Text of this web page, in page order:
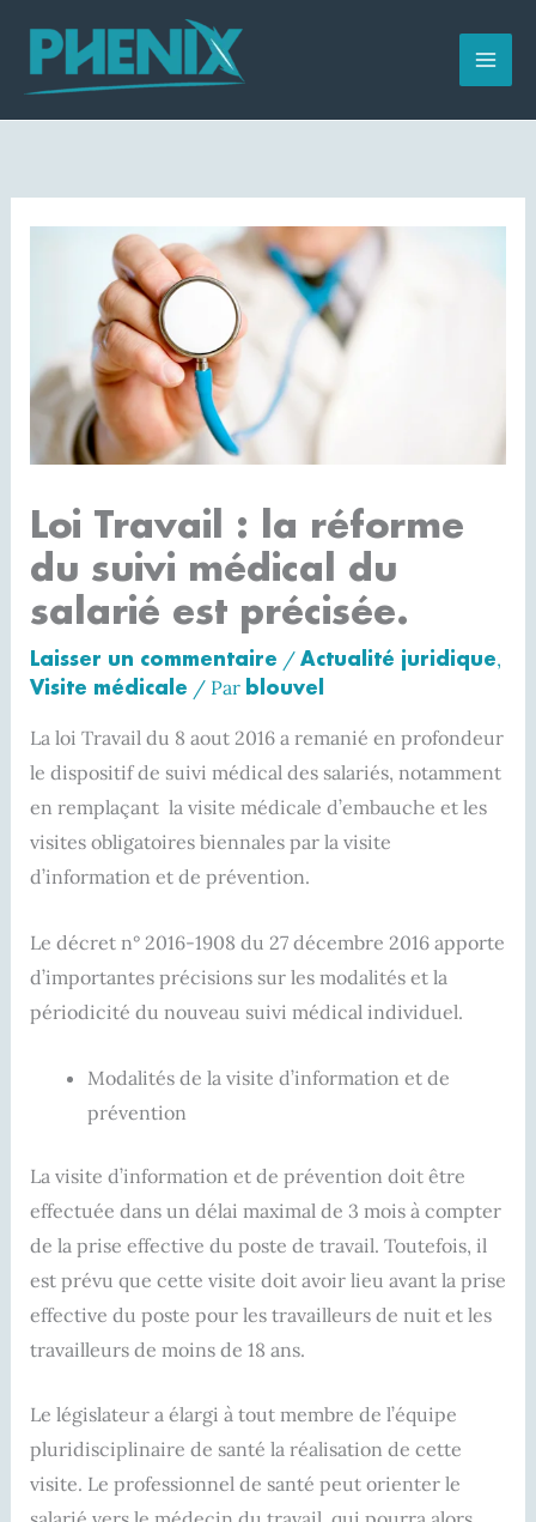
contenu
Loi Travail : la réforme
du suivi médical du
salarié est précisée.
Laisser un commentaire / Actualité juridique,
Visite médicale / Par blouvel
La loi Travail du 8 aout 2016 a remanié en profondeur
le dispositif de suivi médical des salariés, notamment
en remplaçant la visite médicale d’embauche et les
visites obligatoires biennales par la visite
d’information et de prévention.
Le décret n° 2016-1908 du 27 décembre 2016 apporte
d’importantes précisions sur les modalités et la
périodicité du nouveau suivi médical individuel.
Modalités de la visite d’information et de
prévention
La visite d’information et de prévention doit être
effectuée dans un délai maximal de 3 mois à compter
de la prise effective du poste de travail. Toutefois, il
est prévu que cette visite doit avoir lieu avant la prise
effective du poste pour les travailleurs de nuit et les
travailleurs de moins de 18 ans.
Le législateur a élargi à tout membre de l’équipe
pluridisciplinaire de santé la réalisation de cette
visite. Le professionnel de santé peut orienter le